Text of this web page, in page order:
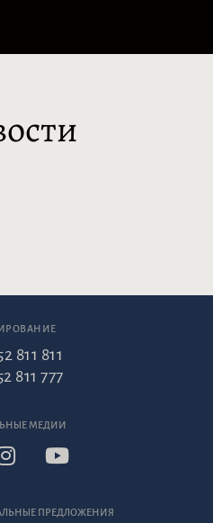
811 811
811 777
МЕДИИ
ПРЕДЛОЖЕНИЯ